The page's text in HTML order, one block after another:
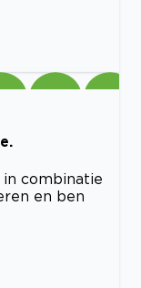
combinatie
en ben